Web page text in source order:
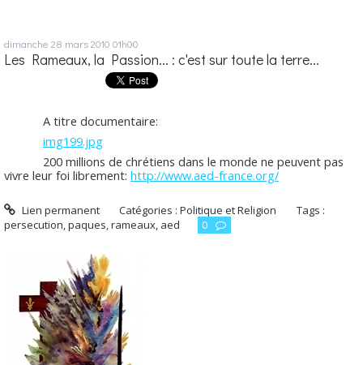
dimanche 28 mars 2010 01h00
Les Rameaux, la Passion... : c'est sur toute la terre...
A titre documentaire:
img199.jpg
200 millions de chrétiens dans le monde ne peuvent pas
vivre leur foi librement: http://www.aed-france.org/
Lien permanent Catégories :Politique et Religion
Tags :
persecution,paques,rameaux, aed 0